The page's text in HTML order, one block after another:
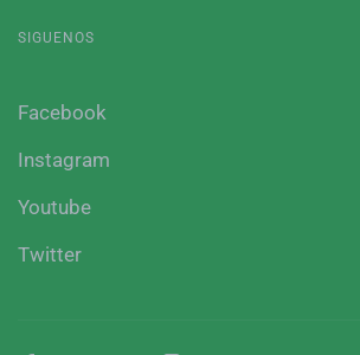
SIGUENOS
Facebook
Instagram
Youtube
Twitter